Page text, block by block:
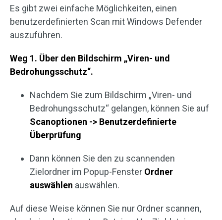
Es gibt zwei einfache Möglichkeiten, einen
benutzerdefinierten Scan mit Windows Defender
auszuführen.
Weg 1. Über den Bildschirm „Viren- und
Bedrohungsschutz“.
Nachdem Sie zum Bildschirm „Viren- und
Bedrohungsschutz“ gelangen, können Sie auf
Scanoptionen -> Benutzerdefinierte
Überprüfung
Dann können Sie den zu scannenden
Zielordner im Popup-Fenster Ordner
auswählen auswählen.
Auf diese Weise können Sie nur Ordner scannen,